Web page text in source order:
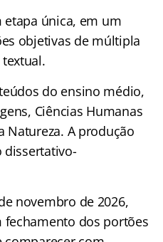
etapa única, em um
objetivas de múltipla
do ensino médio,
Ciências Humanas
Natureza. A produção
dissertativo-
novembro de 2026,
fechamento dos portões